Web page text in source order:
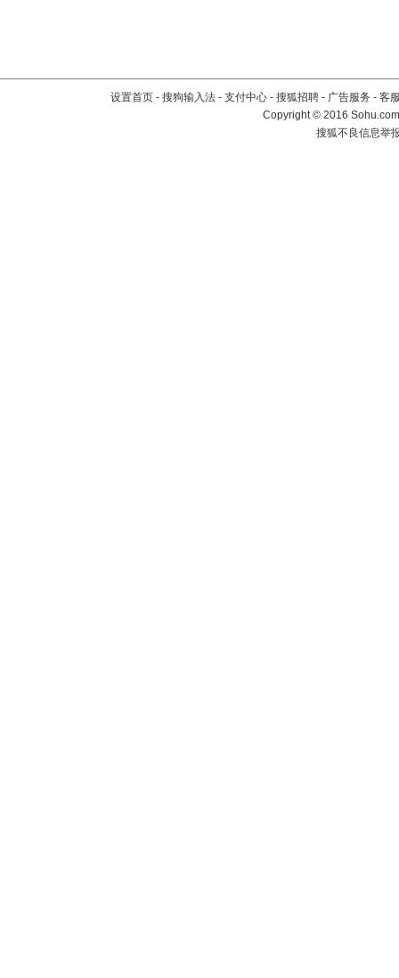
设置首页 - 搜狗输入法 - 支付中心 - 搜狐招聘 - 广告服务 - 客
Copyright©2016
搜狐不良信息举